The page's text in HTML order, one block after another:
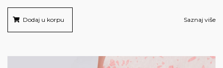
Dodaj u korpu Saznaj više